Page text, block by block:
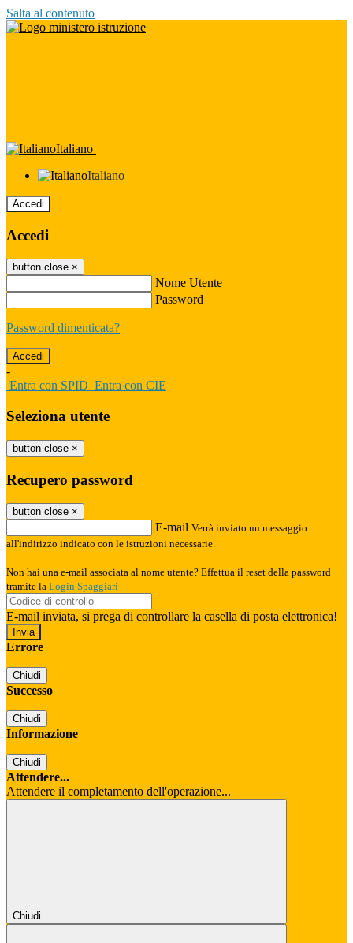
Salta al contenuto
Italiano
Italiano
Accedi
Accedi
button close ×
Nome Utente
Password
Password dimenticata?
-
Entra con SPID Entra con CIE
Seleziona utente
button close ×
Recupero password
button close ×
E-mail Verrà inviato un messaggio
all'indirizzo indicato con le istruzioni necessarie.
Non hai una e-mail associata al nome utente? Effettua il reset della password
tramite la Login Spaggiari
E-mail inviata, si prega di controllare la casella di posta elettronica!
Errore
Chiudi
Successo
Chiudi
Informazione
Chiudi
Attendere...
Attendere il completamento dell'operazione...
Chiudi